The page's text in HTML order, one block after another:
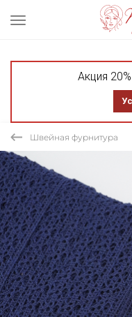
Акция
Швейная фурнитура